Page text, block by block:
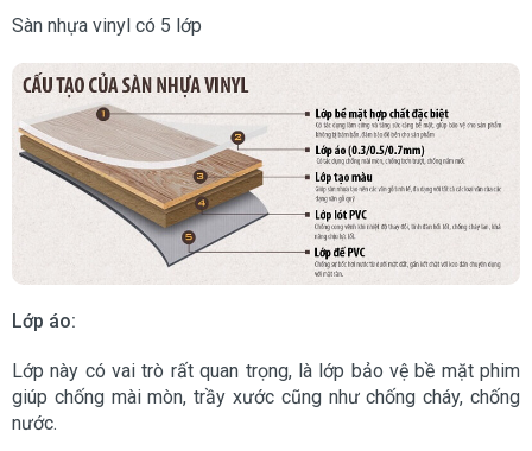
Sàn nhựa vinyl có 5 lớp
Lớp áo:
Lớp này có vai trò rất quan trọng, là lớp bảo vệ bề mặt phim
giúp chống mài mòn, trầy xước cũng như chống cháy, chống
nước.